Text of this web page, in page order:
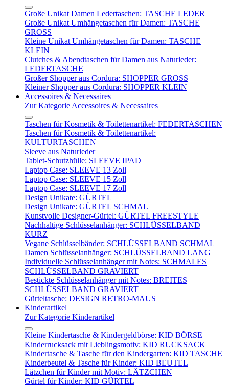
Große Unikat Damen Ledertaschen: TASCHE LEDER
Große Unikat Umhängetaschen für Damen: TASCHE
GROSS
Kleine Unikat Umhängetaschen für Damen: TASCHE
KLEIN
Clutches & Abendtaschen für Damen aus Naturleder:
LEDERTASCHE
Großer Shopper aus Cordura: SHOPPER GROSS
Kleiner Shopper aus Cordura: SHOPPER KLEIN
Accessoires & Necessaires
Zur Kategorie Accessoires & Necessaires
Taschen für Kosmetik & Toilettenartikel: FEDERTASCHEN
Taschen für Kosmetik & Toilettenartikel:
KULTURTASCHEN
Sleeve aus Naturleder
Tablet-Schutzhülle: SLEEVE IPAD
Laptop Case: SLEEVE 13 Zoll
Laptop Case: SLEEVE 15 Zoll
Laptop Case: SLEEVE 17 Zoll
Design Unikate: GÜRTEL
Design Unikate: GÜRTEL SCHMAL
Kunstvolle Designer-Gürtel: GÜRTEL FREESTYLE
Nachhaltige Schlüsselanhänger: SCHLÜSSELBAND
KURZ
Vegane Schlüsselbänder: SCHLÜSSELBAND SCHMAL
Damen Schlüsselanhänger: SCHLÜSSELBAND LANG
Individuelle Schlüsselanhänger mit Notes: SCHMALES
SCHLÜSSELBAND GRAVIERT
Bestickte Schlüsselanhänger mit Notes: BREITES
SCHLÜSSELBAND GRAVIERT
Gürteltasche: DESIGN RETRO-MAUS
Kinderartikel
Zur Kategorie Kinderartikel
Kleine Kindertasche & Kindergeldbörse: KID BÖRSE
Kinderrucksack mit Lieblingsmotiv: KID RUCKSACK
Kindertasche & Tasche für den Kindergarten: KID TASCHE
Kinderbeutel & Tasche für Kinder: KID BEUTEL
Lätzchen für Kinder mit Motiv: LÄTZCHEN
Gürtel für Kinder: KID GÜRTEL